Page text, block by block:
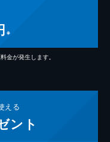
※
金が発生します。
える
ント